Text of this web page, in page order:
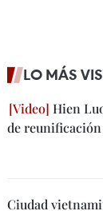
LO MÁS
Hien
de reunificación
Ciudad